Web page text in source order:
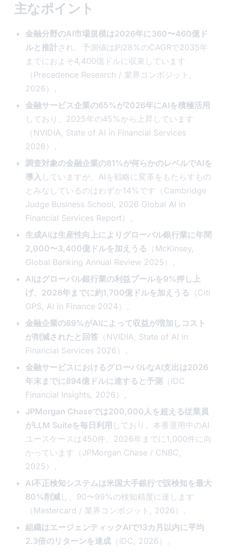
主なポイント
金融分野のAI市場規模は2026年に360〜460億ド
ルと推計され、予測値は約28%のCAGRで2035年
までにおよそ4,400億ドルに収束しています
（Precedence Research / 業界コンポジット,
2026）。
金融サービス企業の65%が2026年にAIを積極活用
しており、2025年の45%から上昇しています
（NVIDIA, State of AI in Financial Services
2026）。
調査対象の金融企業の81%が何らかのレベルでAIを
導入 していますが、AIを戦略に変革をもたらすもの
とみなしているのはわずか14%です（Cambridge
Judge Business School, 2026 Global AI in
Financial Services Report）。
生成AIは生産性向上によりグローバル銀行業に年間
2,000〜3,400億ドルを加えうる （McKinsey,
Global Banking Annual Review 2025）。
AIはグローバル銀行業の利益プールを9%押し上
げ、2028年までに約1,700億ドルを加えうる （Citi
GPS, AI in Finance 2024）。
金融企業の89%がAIによって収益が増加しコスト
が削減されたと回答 （NVIDIA, State of AI in
Financial Services 2026）。
金融サービスにおけるグローバルなAI支出は2026
年末までに894億ドルに達すると予測
（IDC
Financial Insights, 2026）。
JPMorgan Chaseでは200,000人を超える従業員
がLLM Suiteを毎日利用 しており、本番運用中のAI
ユースケースは450件、2026年までに1,000件に向
かっています（JPMorgan Chase / CNBC,
2025）。
AI不正検知システムは米国大手銀行で誤検知を最大
80%削減 し、90〜99%の検知精度に達します
（Mastercard / 業界コンポジット, 2026）。
組織はエージェンティックAIで13カ月以内に平均
2.3倍のリターンを達成 （IDC, 2026）。